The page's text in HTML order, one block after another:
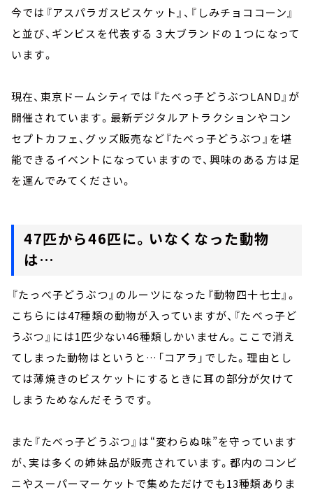
今では『アスパラガスビスケット』、『しみチョココーン』
と並び、ギンビスを代表する３大ブランドの１つになって
います。
現在、東京ドームシティでは『たべっ子どうぶつLAND』が
開催されています。最新デジタルアトラクションやコン
セプトカフェ、グッズ販売など『たべっ子どうぶつ』を堪
能できるイベントになっていますので、興味のある方は足
を運んでみてください。
47匹から46匹に。いなくなった動物
は…
『たっべ子どうぶつ』のルーツになった『動物四十七士』。
こちらには47種類の動物が入っていますが、『たべっ子ど
うぶつ』には1匹少ない46種類しかいません。ここで消え
てしまった動物はというと…「コアラ」でした。理由とし
ては薄焼きのビスケットにするときに耳の部分が欠けて
しまうためなんだそうです。
また『たべっ子どうぶつ』は“変わらぬ味”を守っています
が、実は多くの姉妹品が販売されています。都内のコンビ
ニやスーパーマーケットで集めただけでも13種類ありま